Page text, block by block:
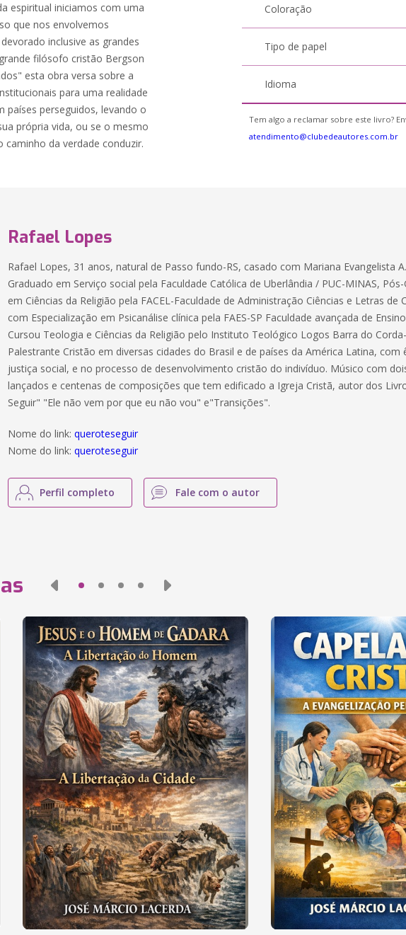
espiritual iniciamos com uma
que nos envolvemos
inclusive as grandes
filósofo cristão Bergson
esta obra versa sobre a
para uma realidade
países perseguidos, levando o
própria vida, ou se o mesmo
da verdade conduzir.
Coloração
Tipo de papel
Idioma
Tem algo a reclamar sobre este livro?
atendimento@clubedeautores.com.br
Rafael Lopes
Rafael Lopes, 31 anos, natural de Passo fundo-RS, casado com Mariana Evangelista
Graduado em Serviço social pela Faculdade Católica de Uberlândia / PUC-MINAS,
em Ciências da Religião pela FACEL-Faculdade de Administração Ciências e Letras de
com Especialização em Psicanálise clínica pela FAES-SP Faculdade avançada de
Cursou Teologia e Ciências da Religião pelo Instituto Teológico Logos Barra do
Palestrante Cristão em diversas cidades do Brasil e de países da América Latina, com
justiça social, e no processo de desenvolvimento cristão do indivíduo. Músico com
lançados e centenas de composições que tem edificado a Igreja Cristã, autor dos
Seguir" "Ele não vem por que eu não vou" e"Transições".
Nome do link:queroteseguir
Nome do link:queroteseguir
Perfil completo Fale com o autor